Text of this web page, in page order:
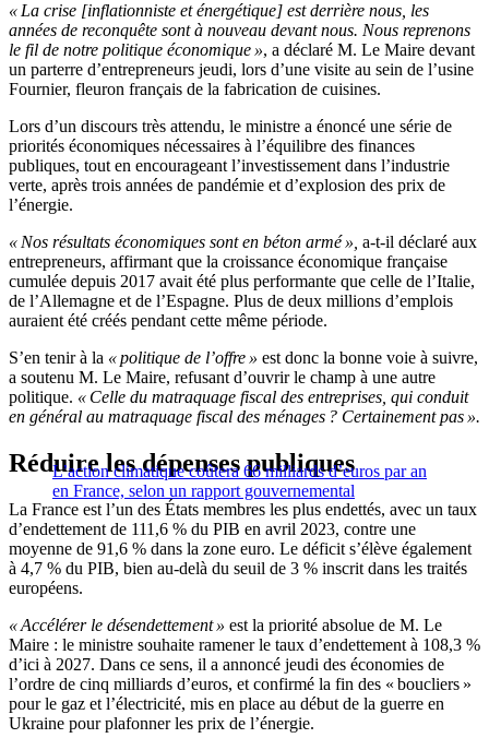
« La crise [inflationniste et énergétique] est derrière nous, les
années de reconquête sont à nouveau devant nous. Nous reprenons
le fil de notre politique économique », a déclaré M. Le Maire devant
un parterre d’entrepreneurs jeudi, lors d’une visite au sein de l’usine
Fournier, fleuron français de la fabrication de cuisines.
Lors d’un discours très attendu, le ministre a énoncé une série de
priorités économiques nécessaires à l’équilibre des finances
publiques, tout en encourageant l’investissement dans l’industrie
verte, après trois années de pandémie et d’explosion des prix de
l’énergie.
« Nos résultats économiques sont en béton armé », a-t-il déclaré aux
entrepreneurs, affirmant que la croissance économique française
cumulée depuis 2017 avait été plus performante que celle de l’Italie,
de l’Allemagne et de l’Espagne. Plus de deux millions d’emplois
auraient été créés pendant cette même période.
S’en tenir à la « politique de l’offre » est donc la bonne voie à suivre,
a soutenu M. Le Maire, refusant d’ouvrir le champ à une autre
politique. « Celle du matraquage fiscal des entreprises, qui conduit
en général au matraquage fiscal des ménages ? Certainement pas ».
L’action climatique coûtera 66 milliards d’euros par an
en France, selon un rapport gouvernemental
Réduire les dépenses publiques
La France est l’un des États membres les plus endettés, avec un taux
d’endettement de 111,6 % du PIB en avril 2023, contre une
moyenne de 91,6 % dans la zone euro. Le déficit s’élève également
à 4,7 % du PIB, bien au-delà du seuil de 3 % inscrit dans les traités
européens.
« Accélérer le désendettement » est la priorité absolue de M. Le
Maire : le ministre souhaite ramener le taux d’endettement à 108,3 %
d’ici à 2027. Dans ce sens, il a annoncé jeudi des économies de
l’ordre de cinq milliards d’euros, et confirmé la fin des « boucliers »
pour le gaz et l’électricité, mis en place au début de la guerre en
Ukraine pour plafonner les prix de l’énergie.